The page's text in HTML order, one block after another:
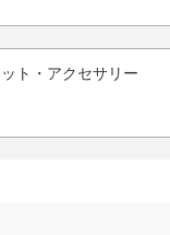
ト・アクセサリー